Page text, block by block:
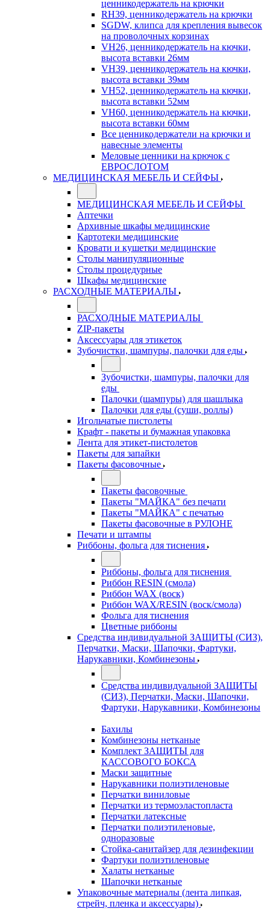
ценникодержатель на крючки
RH39, ценникодержатель на крючки
SGDW, клипса для крепления вывесок
на проволочных корзинах
VH26, ценникодержатель на кючки,
высота вставки 26мм
VH39, ценникодержатель на кючки,
высота вставки 39мм
VH52, ценникодержатель на кючки,
высота вставки 52мм
VH60, ценникодержатель на кючки,
высота вставки 60мм
Все ценникодержатели на крючки и
навесные элементы
Меловые ценники на крючок с
ЕВРОСЛОТОМ
МЕДИЦИНСКАЯ МЕБЕЛЬ И СЕЙФЫ
МЕДИЦИНСКАЯ МЕБЕЛЬ И СЕЙФЫ
Аптечки
Архивные шкафы медицинские
Картотеки медицинские
Кровати и кушетки медицинские
Столы манипуляционные
Столы процедурные
Шкафы медицинские
РАСХОДНЫЕ МАТЕРИАЛЫ
РАСХОДНЫЕ МАТЕРИАЛЫ
ZIP-пакеты
Аксессуары для этикеток
Зубочистки, шампуры, палочки для еды
Зубочистки, шампуры, палочки для
еды
Палочки (шампуры) для шашлыка
Палочки для еды (суши, роллы)
Игольчатые пистолеты
Крафт - пакеты и бумажная упаковка
Лента для этикет-пистолетов
Пакеты для запайки
Пакеты фасовочные
Пакеты фасовочные
Пакеты "МАЙКА" без печати
Пакеты "МАЙКА" с печатью
Пакеты фасовочные в РУЛОНЕ
Печати и штампы
Риббоны, фольга для тиснения
Риббоны, фольга для тиснения
Риббон RESIN (смола)
Риббон WAX (воск)
Риббон WAX/RESIN (воск/смола)
Фольга для тиснения
Цветные риббоны
Средства индивидуальной ЗАЩИТЫ (СИЗ),
Перчатки, Маски, Шапочки, Фартуки,
Нарукавники, Комбинезоны
Средства индивидуальной ЗАЩИТЫ
(СИЗ), Перчатки, Маски, Шапочки,
Фартуки, Нарукавники, Комбинезоны
Бахилы
Комбинезоны нетканые
Комплект ЗАЩИТЫ для
КАССОВОГО БОКСА
Маски защитные
Нарукавники полиэтиленовые
Перчатки виниловые
Перчатки из термоэластопласта
Перчатки латексные
Перчатки полиэтиленовые,
одноразовые
Стойка-санитайзер для дезинфекции
Фартуки полиэтиленовые
Халаты нетканые
Шапочки нетканые
Упаковочные материалы (лента липкая,
стрейч, пленка и аксессуары)